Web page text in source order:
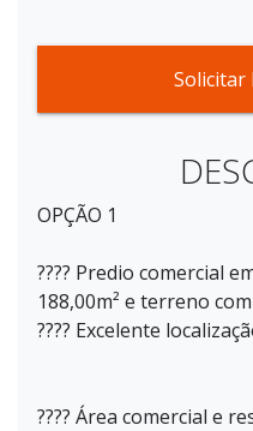
Solicitar
OPÇÃO 1
???? Predio comercial
188,00m² e terreno
???? Excelente
???? Área comercial e